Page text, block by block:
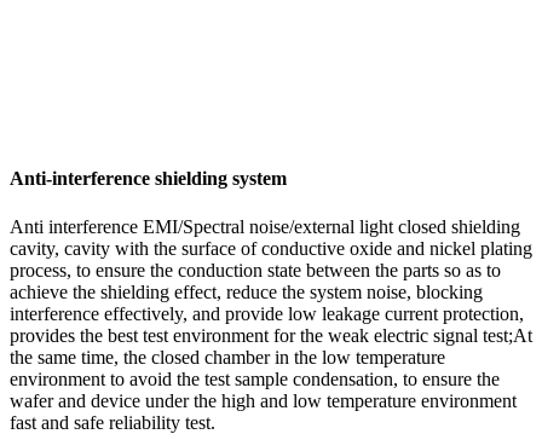
Anti-interference shielding system
Anti interference EMI/Spectral noise/external light closed shielding
cavity, cavity with the surface of conductive oxide and nickel plating
process, to ensure the conduction state between the parts so as to
achieve the shielding effect, reduce the system noise, blocking
interference effectively, and provide low leakage current protection,
provides the best test environment for the weak electric signal test;At
the same time, the closed chamber in the low temperature
environment to avoid the test sample condensation, to ensure the
wafer and device under the high and low temperature environment
fast and safe reliability test.